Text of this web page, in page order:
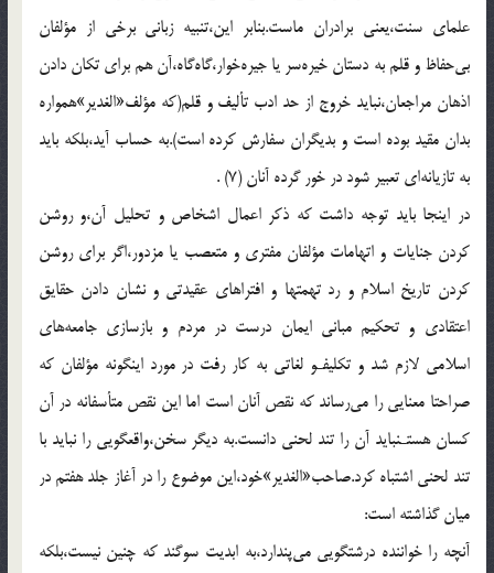
علماى سنت،يعنى برادران ماست.بنابر اين،تنبيه زبانى برخى از مؤلفان
بى‌حفاظ و قلم به دستان خيره‌سر يا جيره‌خوار،گاه‌گاه،آن هم براى تكان دادن
اذهان مراجعان،نبايد خروج از حد ادب تأليف و قلم(كه مؤلف«الغدير»همواره
بدان مقيد بوده است و بديگران سفارش كرده است).به حساب آيد،بلكه بايد
به تازيانه‌اى تعبير شود در خور گرده آنان (7) .
در اينجا بايد توجه داشت كه ذكر اعمال اشخاص و تحليل آن،و روشن
كردن جنايات و اتهامات مؤلفان مفترى و متعصب يا مزدور،اگر براى روشن
كردن تاريخ اسلام و رد تهمتها و افتراهاى عقيدتى و نشان دادن حقايق
اعتقادى و تحكيم مبانى ايمان درست در مردم و بازسازى جامعه‌هاى
اسلامى لازم شد و تكليفـو لغاتى به كار رفت در مورد اينگونه مؤلفان كه
صراحتا معنايى را مى‌رساند كه نقص آنان است اما اين نقص متأسفانه در آن
كسان هستـنبايد آن را تند لحنى دانست.به ديگر سخن،واقعگويى را نبايد با
تند لحنى اشتباه كرد.صاحب«الغدير»خود،اين موضوع را در آغاز جلد هفتم در
ميان گذاشته است:
آنچه را خواننده درشتگويى مى‌پندارد،به ابديت سوگند كه چنين نيست،بلكه